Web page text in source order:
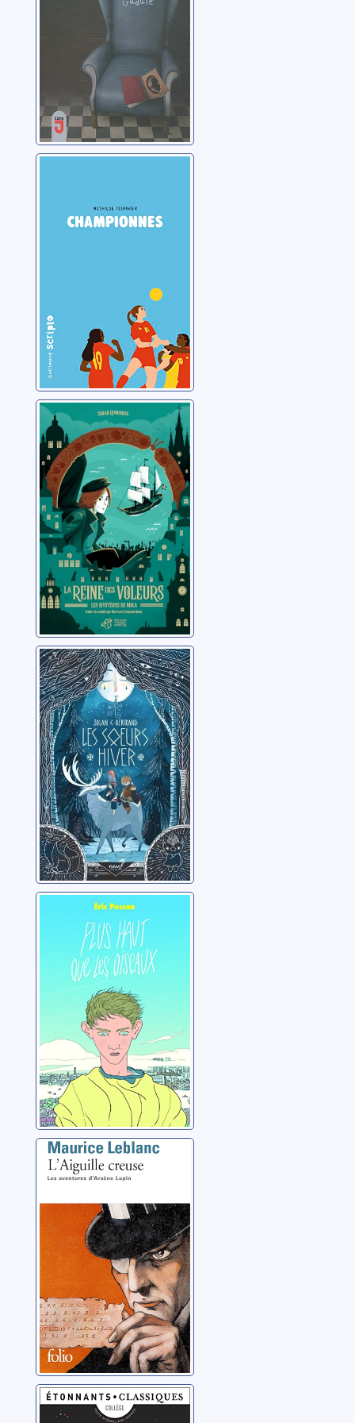
Les mystères de
Mika [2]:La reine
des voleurs
Rundberg, Johan
Les soeurs Hiver
Bertrand, Jolan C.
Plus haut que les
oiseaux
Pessan, Éric
L'aiguille creuse:
[Arsène Lupin]
Leblanc, Maurice
Projet oXatan